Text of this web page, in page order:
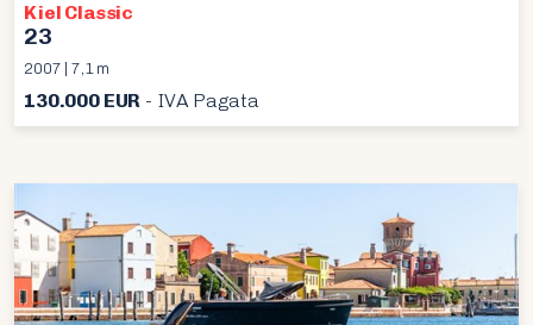
Kiel Classic
23
2007 | 7,1 m
130.000 EUR - IVA Pagata